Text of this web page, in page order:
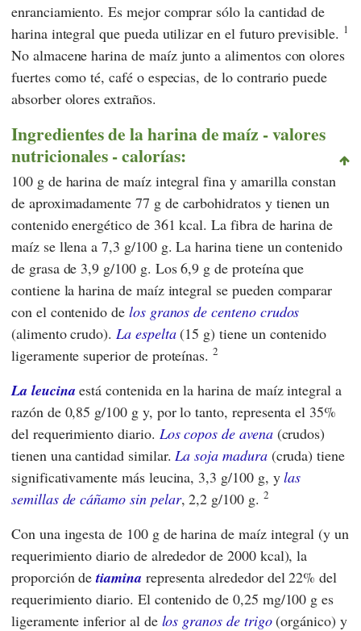
enranciamiento. Es mejor comprar sólo la cantidad de
harina integral que pueda utilizar en el futuro previsible. 1
No almacene harina de maíz junto a alimentos con olores
fuertes como té, café o especias, de lo contrario puede
absorber olores extraños.
Ingredientes de la harina de maíz - valores
nutricionales - calorías:
100 g de harina de maíz integral fina y amarilla constan
de aproximadamente 77 g de carbohidratos y tienen un
contenido energético de 361 kcal. La fibra de harina de
maíz se llena a 7,3 g/100 g. La harina tiene un contenido
de grasa de 3,9 g/100 g. Los 6,9 g de proteína que
contiene la harina de maíz integral se pueden comparar
con el contenido de los granos de centeno crudos
(alimento crudo).La espelta(15 g) tiene un contenido
ligeramente superior de proteínas.2
La leucina está contenida en la harina de maíz integral a
razón de 0,85 g/100 g y, por lo tanto, representa el 35%
del requerimiento diario. Los copos de avena(crudos)
tienen una cantidad similar.La soja madura(cruda) tiene
significativamente más leucina, 3,3 g/100 g, ylas
semillas de cáñamo sin pelar, 2,2 g/100 g. 2
Con una ingesta de 100 g de harina de maíz integral (y un
requerimiento diario de alrededor de 2000 kcal), la
proporción detiamina representa alrededor del 22% del
requerimiento diario. El contenido de 0,25 mg/100 g es
ligeramente inferior al de los granos de trigo(orgánico) y